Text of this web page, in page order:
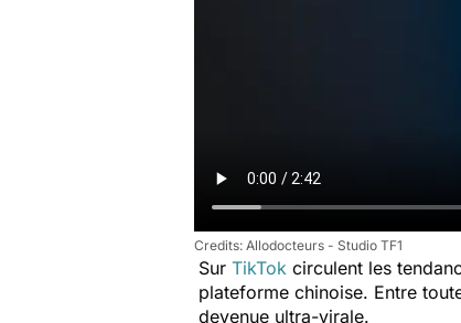
Allodocteurs - Studio TF1
Sur TikTok circulent les
plateforme chinoise. Entre
devenue ultra-virale.